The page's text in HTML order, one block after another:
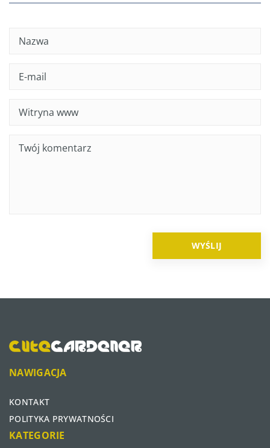
NAWIGACJA
KONTAKT
POLITYKA PRYWATNOŚCI
KATEGORIE